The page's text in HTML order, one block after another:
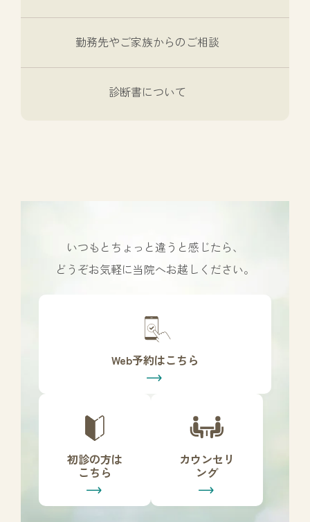
勤務先やご家族からのご相談
診断書について
いつもとちょっと違うと感じたら、
どうぞお気軽に当院へお越しください。
Web予約はこちら
ク
初診の方は
こちら
カ
カウンセリ
ング